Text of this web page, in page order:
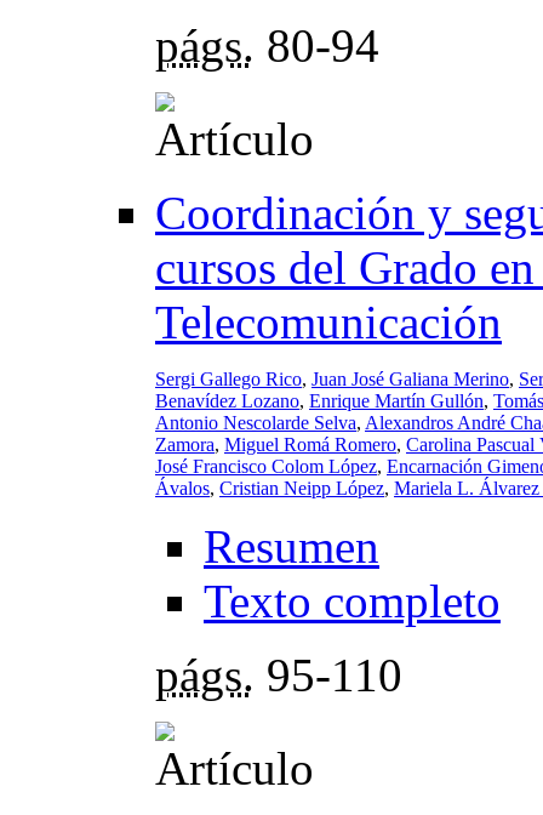
págs. 80-94
Coordinación y
cursos del Grado
Telecomunicación
Sergi Gallego Rico, Juan José Galiana Merino,
Benavídez Lozano, Enrique Martín Gullón,
Antonio Nescolarde Selva, Alexandros André
Zamora, Miguel Romá Romero, Carolina Pascual
José Francisco Colom López, Encarnación
Ávalos, Cristian Neipp López, Mariela L. Álvarez
Resumen
Texto completo
págs. 95-110